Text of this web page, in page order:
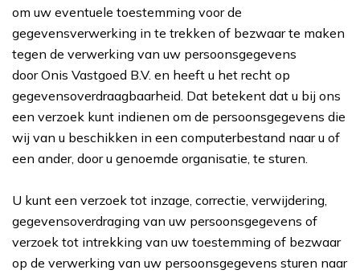
om uw eventuele toestemming voor de
gegevensverwerking in te trekken of bezwaar te maken
tegen de verwerking van uw persoonsgegevens
doorOnis Vastgoed B.V. en heeft u het recht op
gegevensoverdraagbaarheid. Dat betekent dat u bij ons
een verzoek kunt indienen om de persoonsgegevens die
wij van u beschikken in een computerbestand naar u of
een ander, door u genoemde organisatie, te sturen.
U kunt een verzoek tot inzage, correctie, verwijdering,
gegevensoverdraging van uw persoonsgegevens of
verzoek tot intrekking van uw toestemming of bezwaar
op de verwerking van uw persoonsgegevens sturen naar